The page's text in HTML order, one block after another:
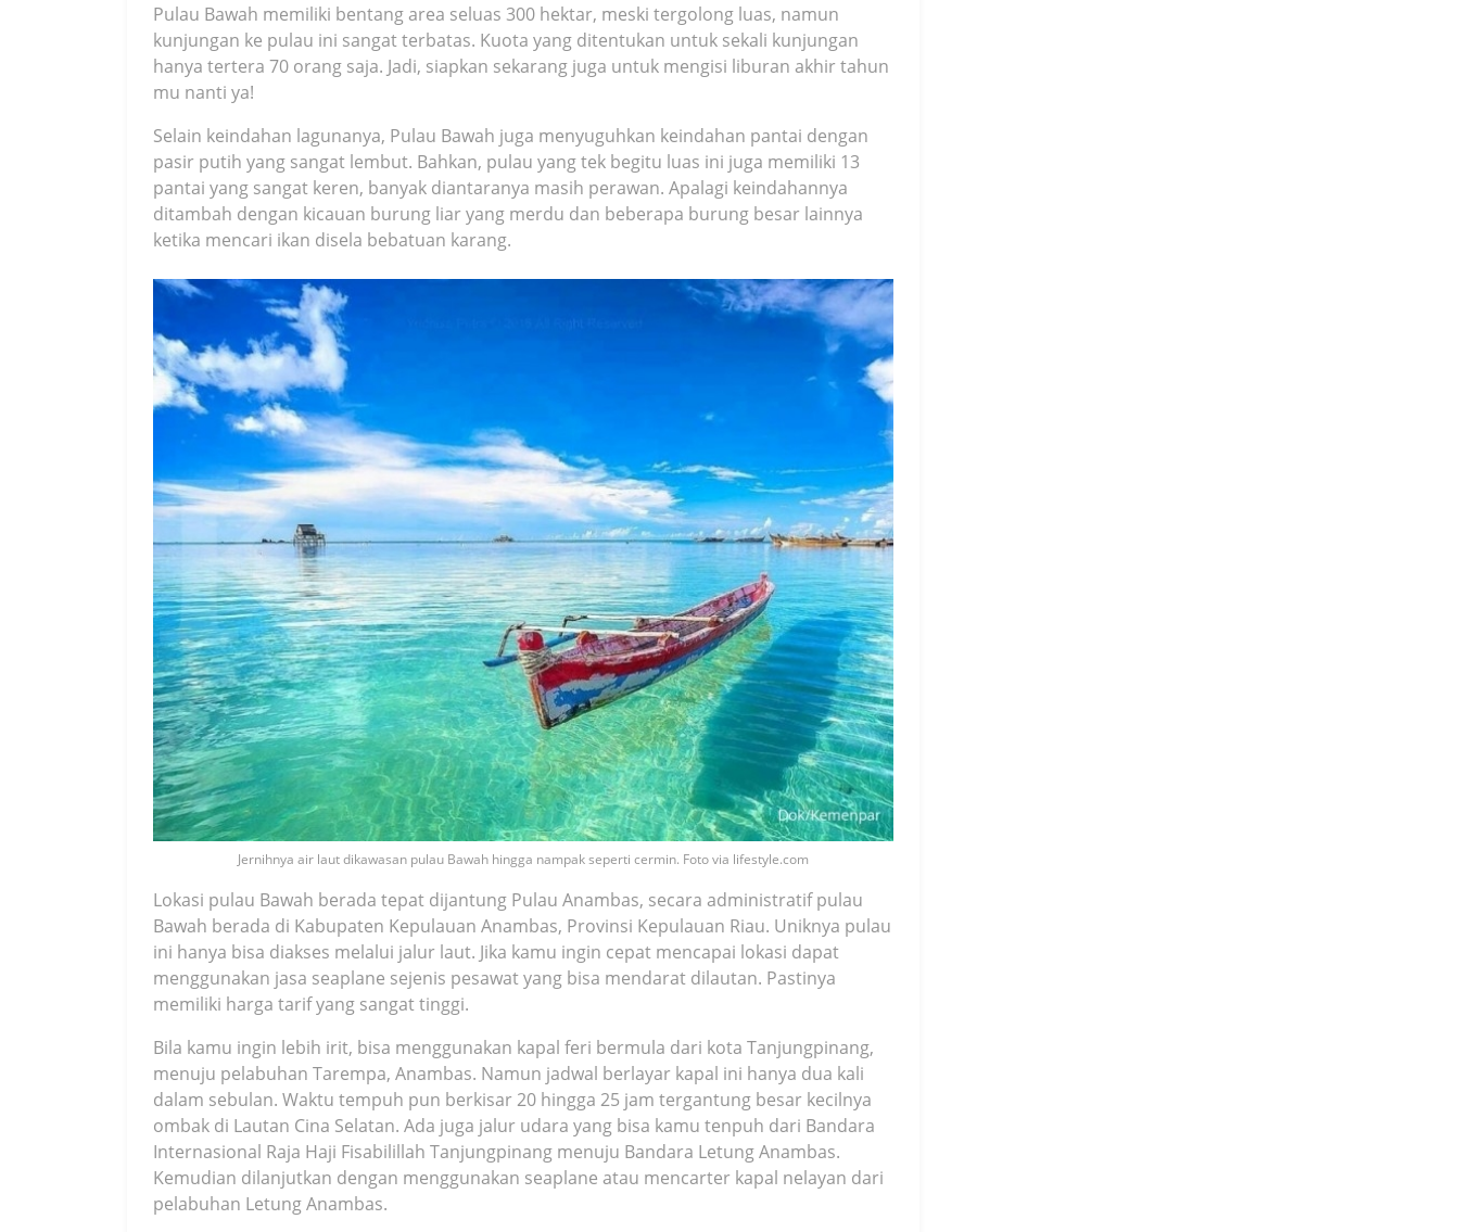
Pulau Bawah memiliki bentang area seluas 300 hektar, meski tergolong luas, namun
kunjungan ke pulau ini sangat terbatas. Kuota yang ditentukan untuk sekali kunjungan
hanya tertera 70 orang saja. Jadi, siapkan sekarang juga untuk mengisi liburan akhir tahun
mu nanti ya!
Selain keindahan lagunanya, Pulau Bawah juga menyuguhkan keindahan pantai dengan
pasir putih yang sangat lembut. Bahkan, pulau yang tek begitu luas ini juga memiliki 13
pantai yang sangat keren, banyak diantaranya masih perawan. Apalagi keindahannya
ditambah dengan kicauan burung liar yang merdu dan beberapa burung besar lainnya
ketika mencari ikan disela bebatuan karang.
Jernihnya air laut dikawasan pulau Bawah hingga nampak seperti cermin. Foto via lifestyle.com
Lokasi pulau Bawah berada tepat dijantung Pulau Anambas, secara administratif pulau
Bawah berada di Kabupaten Kepulauan Anambas, Provinsi Kepulauan Riau. Uniknya pulau
ini hanya bisa diakses melalui jalur laut. Jika kamu ingin cepat mencapai lokasi dapat
menggunakan jasa seaplane sejenis pesawat yang bisa mendarat dilautan. Pastinya
memiliki harga tarif yang sangat tinggi.
Bila kamu ingin lebih irit, bisa menggunakan kapal feri bermula dari kota Tanjungpinang,
menuju pelabuhan Tarempa, Anambas. Namun jadwal berlayar kapal ini hanya dua kali
dalam sebulan. Waktu tempuh pun berkisar 20 hingga 25 jam tergantung besar kecilnya
ombak di Lautan Cina Selatan. Ada juga jalur udara yang bisa kamu tenpuh dari Bandara
Internasional Raja Haji Fisabilillah Tanjungpinang menuju Bandara Letung Anambas.
Kemudian dilanjutkan dengan menggunakan seaplane atau mencarter kapal nelayan dari
pelabuhan Letung Anambas.